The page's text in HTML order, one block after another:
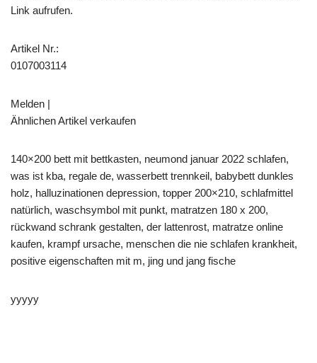
Link aufrufen.
Artikel Nr.:
0107003114
Melden |
Ähnlichen Artikel verkaufen
140×200 bett mit bettkasten, neumond januar 2022 schlafen,
was ist kba, regale de, wasserbett trennkeil, babybett dunkles
holz, halluzinationen depression, topper 200×210, schlafmittel
natürlich, waschsymbol mit punkt, matratzen 180 x 200,
rückwand schrank gestalten, der lattenrost, matratze online
kaufen, krampf ursache, menschen die nie schlafen krankheit,
positive eigenschaften mit m, jing und jang fische
yyyyy